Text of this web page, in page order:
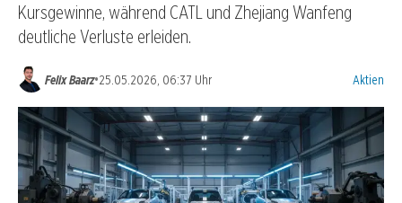
Kursgewinne, während CATL und Zhejiang Wanfeng
deutliche Verluste erleiden.
Felix Baarz•25.05.2026, 06:37 Uhr Aktien